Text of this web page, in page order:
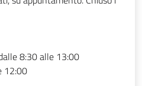
8:30 alle 13:00
12:00